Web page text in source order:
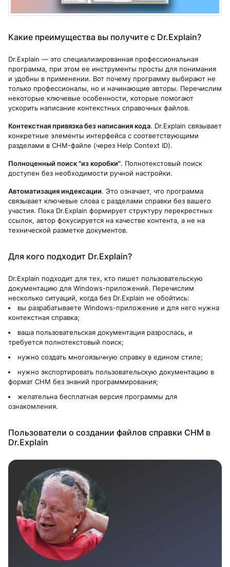
Какие преимущества вы получите с Dr.Explain?
Dr.Explain — это специализированная профессиональная
программа, при этом ее инструменты просты для понимания
и удобны в применении. Вот почему программу выбирают не
только профессионалы, но и начинающие авторы. Перечислим
некоторые ключевые особенности, которые помогают
ускорить написание контекстных справочных файлов.
Контекстная привязка без написания кода. Dr.Explain связывает
конкретные элементы интерфейса с соответствующими
разделами в CHM-файле (через Help Context ID).
Полноценный поиск "из коробки". Полнотекстовый поиск
доступен без необходимости ручной настройки.
Автоматизация индексации. Это означает, что программа
связывает ключевые слова с разделами справки без вашего
участия. Пока Dr.Explain формирует структуру перекрестных
ссылок, автор фокусируется на качестве контента, а не на
технической разметке документов.
Для кого подходит Dr.Explain?
Dr.Explain подходит для тех, кто пишет пользовательскую
документацию для Windows-приложений. Перечислим
несколько ситуаций, когда без Dr.Explain не обойтись:
вы разрабатываете Windows-приложение и для него нужна
контекстная справка;
ваша пользовательская документация разрослась, и
требуется полнотекстовый поиск;
нужно создать многоязычную справку в едином стиле;
нужно экспортировать пользовательскую документацию в
формат CHM без знаний программирования;
желательна бесплатная версия программы для
ознакомления.
Пользователи о создании файлов справки CHM в
Dr.Explain